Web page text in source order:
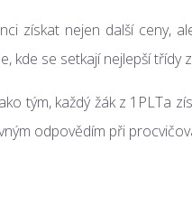
získat nejen další ceny,
kde se setkají nejlepší třídy
tým, každý žák z 1PLTa
odpovědím při